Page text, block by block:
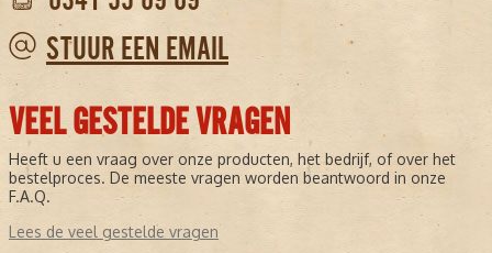
STUUR EEN EMAIL
VEEL GESTELDE VRAGEN
Heeft u een vraag over onze producten, het bedrijf, of over het
bestelproces. De meeste vragen worden beantwoord in onze
F.A.Q.
Lees de veel gestelde vragen